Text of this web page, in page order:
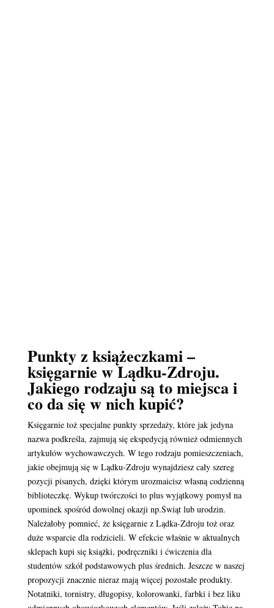
Punkty z książeczkami –
księgarnie w Lądku-Zdroju.
Jakiego rodzaju są to miejsca i
co da się w nich kupić?
Księgarnie toż specjalne punkty sprzedaży, które jak jedyna
nazwa podkreśla, zajmują się ekspedycją również odmiennych
artykułów wychowawczych. W tego rodzaju pomieszczeniach,
jakie obejmują się w Lądku-Zdroju wynajdziesz cały szereg
pozycji pisanych, dzięki którym urozmaicisz własną codzienną
biblioteczkę. Wykup twórczości to plus wyjątkowy pomysł na
upominek spośród dowolnej okazji np.Świąt lub urodzin.
Należałoby pomnieć, że księgarnie z Lądka-Zdroju toż oraz
duże wsparcie dla rodzicieli. W efekcie właśnie w aktualnych
sklepach kupi się książki, podręczniki i ćwiczenia dla
studentów szkół podstawowych plus średnich. Jeszcze w naszej
propozycji znacznie nieraz mają więcej pozostałe produkty.
Notatniki, tornistry, długopisy, kolorowanki, farbki i bez liku